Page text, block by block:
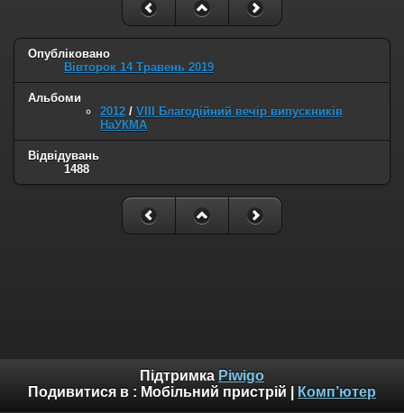
Опубліковано
Вівторок 14 Травень 2019
Альбоми
2012 / VIII Благодійний вечір випускників
НаУКМА
Відвідувань
1488
Підтримка Piwigo
Подивитися в : Мобільний пристрій Комп’ютер